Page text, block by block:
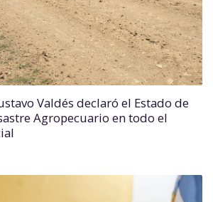
Valdés declaró el Estado de
Agropecuario en todo el